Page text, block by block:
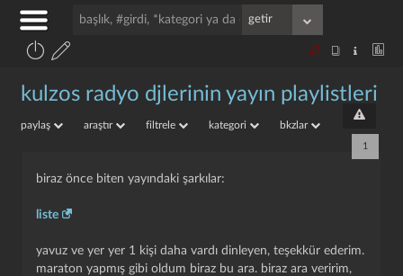
kulzos radyo djlerinin yayın playlistleri
paylaş araştır filtrele kategori bkzlar
1
biraz önce biten yayındaki şarkılar:
liste
yavuz ve yer yer 1 kişi daha vardı dinleyen, teşekkür ederim.
maraton yapmış gibi oldum biraz bu ara. biraz ara veririm,